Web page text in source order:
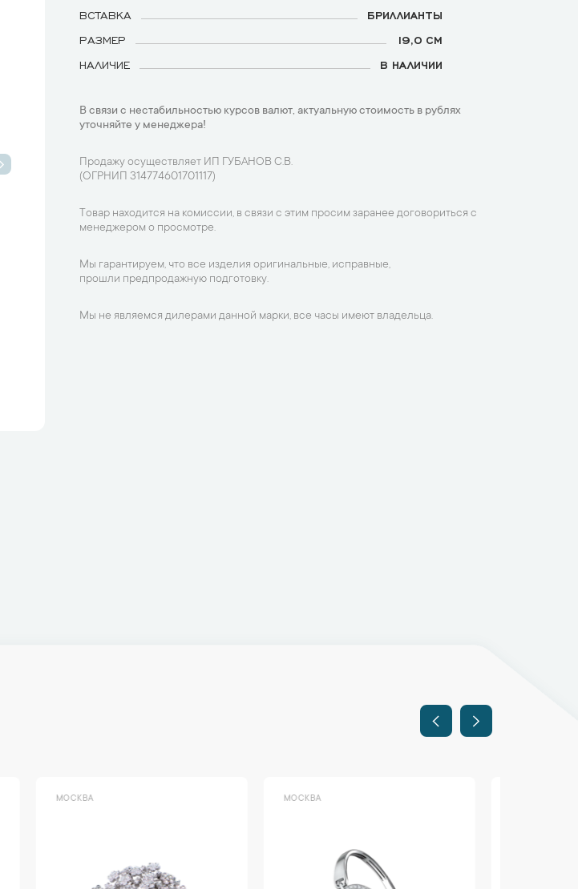
ВСТАВКА
БРИЛЛИАНТЫ
РАЗМЕР
19,0 СМ
НАЛИЧИЕ
В НАЛИЧИИ
В связи с нестабильностью курсов валют, актуальную стоимость в рублях
уточняйте у менеджера!
Продажу осуществляет ИП ГУБАНОВ С.В.
(ОГРНИП 314774601701117)
Товар находится на комиссии, в связи с этим просим заранее договориться с
менеджером о просмотре.
Мы гарантируем, что все изделия оригинальные, исправные,
прошли предпродажную подготовку.
Мы не являемся дилерами данной марки, все часы имеют владельца.
МОСКВА МОСКВА